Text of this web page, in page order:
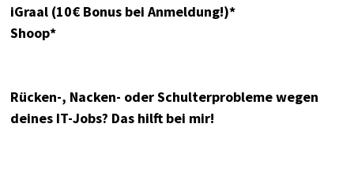
iGraal (10€ Bonus bei Anmeldung!)*
Shoop*
Rücken-, Nacken- oder Schulterprobleme wegen
deines IT-Jobs? Das hilft bei mir!